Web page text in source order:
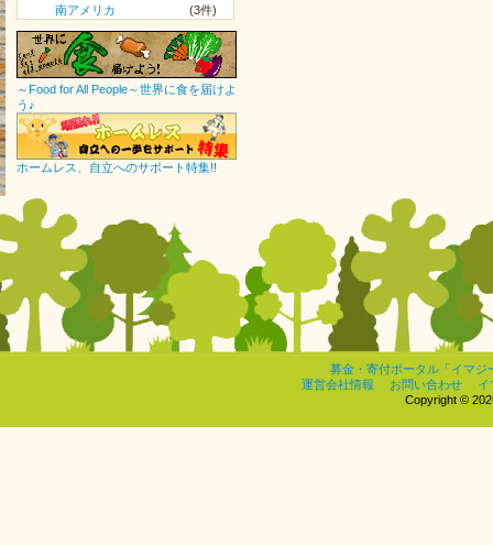
南アメリカ
(3件)
～Food for All People～世界に食を届けよ
う♪
ホームレス、自立へのサポート特集!!
募金・寄付ポータル「イマジ
運営会社情報
お問い合わせ
イ
Copyright ©